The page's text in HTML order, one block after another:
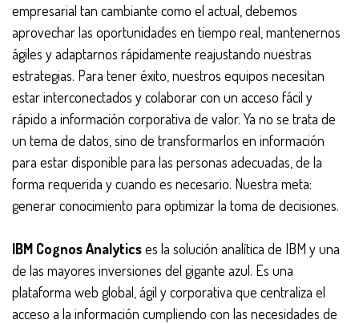
empresarial tan cambiante como el actual, debemos
aprovechar las oportunidades en tiempo real, mantenernos
ágiles y adaptarnos rápidamente reajustando nuestras
estrategias. Para tener éxito, nuestros equipos necesitan
estar interconectados y colaborar con un acceso fácil y
rápido a información corporativa de valor. Ya no se trata de
un tema de datos, sino de transformarlos en información
para estar disponible para las personas adecuadas, de la
forma requerida y cuando es necesario. Nuestra meta:
generar conocimiento para optimizar la toma de decisiones.
IBM Cognos Analyticses la solución analítica de IBM y una
de las mayores inversiones del gigante azul. Es una
plataforma web global, ágil y corporativa que centraliza el
acceso a la información cumpliendo con las necesidades de